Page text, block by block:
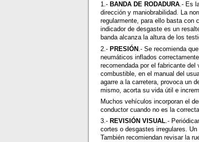
1.- BANDA DE RODADURA.- Es
dirección y maniobrabilidad. La
regularmente, para ello basta con
indicador de desgaste es un
banda alcanza la altura de los
2.-PRESIÓN .- Se recomienda
neumáticos inflados
recomendada por el fabricante
combustible, en el manual del
agarre a la carretera, provoca un
mismo, acorta su vida útil e
Muchos vehículos incorporan el
conductor cuando no es la
3.- REVISIÓN VISUAL.-
cortes o desgastes irregulares.
También recomiendan revisar la